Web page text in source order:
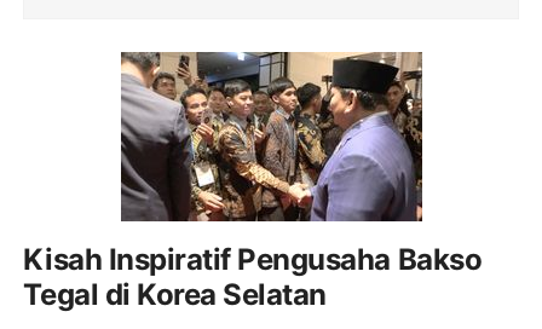
Kisah Inspiratif Pengusaha Bakso
Tegal di Korea Selatan